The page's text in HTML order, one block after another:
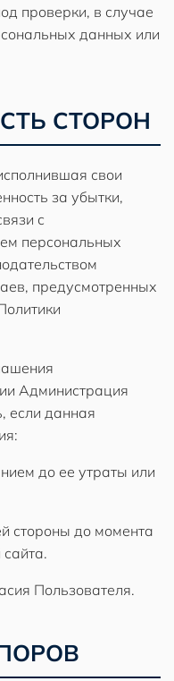
проверки, в случае
данных или
СТОРОН
свои
за убытки,
с
персональных
предусмотренных
Администрация
если данная
до ее утраты или
стороны до момента
Пользователя.